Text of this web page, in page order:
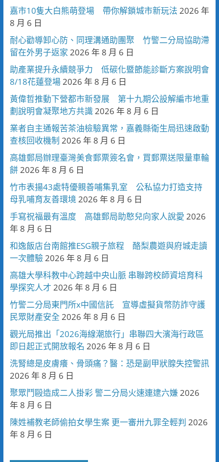
嘉市10隻大白熊萌登場 帶你解鎖城市新玩法 2026 年
8 月 6 日
耐心勸導卸心防、同理溝通助團聚 竹警二分局協助滯
留在外男子返家 2026 年 8 月 6 日
助產業提升永續競爭力 低碳化暨節能診斷方案說明會
8/18花蓮登場 2026 年 8 月 6 日
黃偉哲推動下營都市新發展 第十九期公設解編市地重
劃說明會凝聚地方共識 2026 年 8 月 6 日
業者自主通報苦茶油檢驗異常，嘉義縣衛生局迅速啟動
查核回收機制 2026 年 8 月 6 日
高雄郵局辦理臺灣美食郵票簽名會，買郵票送限量車輪
餅 2026 年 8 月 6 日
竹市表揚43處特優親善哺集乳室 公私協力打造支持
母乳哺育友善環境 2026 年 8 月 6 日
手寫祝福最有溫度 高雄郵局助憨兒向家人說愛 2026
年 8 月 6 日
和逸飯店台南館推ESG親子旅程 酪梨農遊與府城走讀
一次體驗 2026 年 8 月 6 日
高雄大學科教中心跨越中央山脈 串聯跨校師資培育科
學探究人才 2026 年 8 月 6 日
竹警二分局東門所x中國信託 宣導虛擬貨幣防詐守護
民眾財產安全 2026 年 8 月 6 日
觀光局推出「2026海線潮旅行」串聯四大濱海行政區
即日起正式開放報名 2026 年 8 月 6 日
洗腎總是皮膚癢、骨頭痛？醫：恐是副甲狀腺失控警訊
2026 年 8 月 6 日
聚眾鬥毆造成二人掛彩 警二分局火速連逮六嫌 2026
年 8 月 6 日
陳姓補教老師偷拍女學生案 更一審卅九罪全輕判 2026
年 8 月 6 日